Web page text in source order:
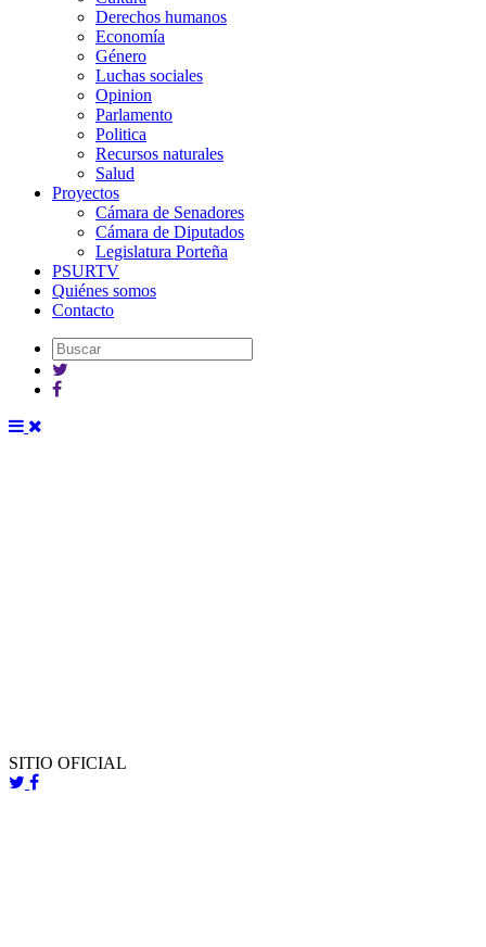
Derechos humanos
Economía
Género
Luchas sociales
Opinion
Parlamento
Politica
Recursos naturales
Salud
Proyectos
Cámara de Senadores
Cámara de Diputados
Legislatura Porteña
PSURTV
Quiénes somos
Contacto
SITIO OFICIAL